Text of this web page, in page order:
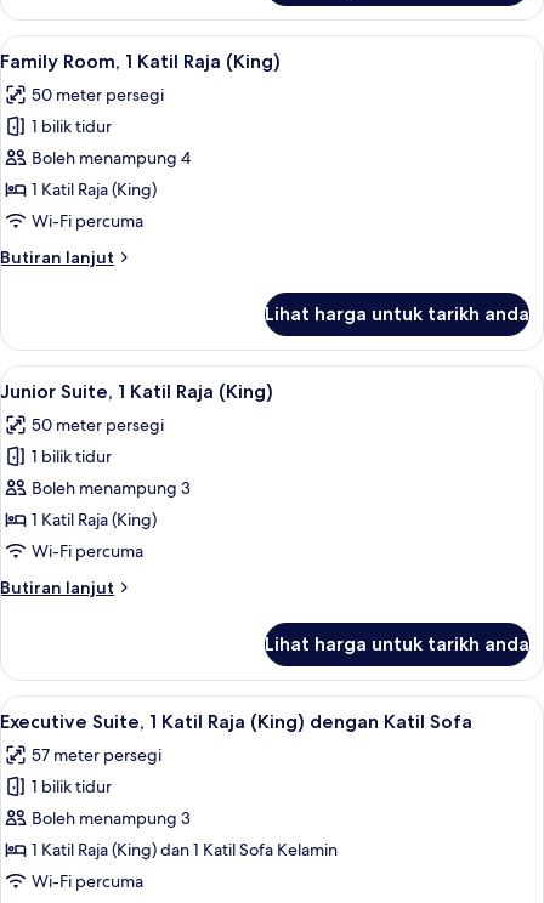
View
Room,
Katil
Bujang
(Single),
Pool
Lihat
semua
foto
untuk
Family
Room,
1
Raja
Gebar bulu kapas, peti besi dalam
7
Family Room, 1 Katil Raja (King)
50 meter persegi
1 bilik tidur
Boleh menampung 4
1 Katil Raja (King)
Wi-Fi percuma
Butiran lanjut
Butiran
Room,
Katil
(King)
Lihat harga untuk tarikh anda
Lihat
semua
foto
untuk
Junior
Suite,
1
Raja
Junior Suite, 1 Katil Raja (King) |
9
Junior Suite, 1 Katil Raja (King)
50 meter persegi
1 bilik tidur
Boleh menampung 3
1 Katil Raja (King)
Wi-Fi percuma
Butiran lanjut
Butiran
Suite,
Katil
(King)
Lihat harga untuk tarikh anda
Lihat
semua
foto
untuk
Executive
Suite,
1
Executive Suite, 1 Katil Raja (King)
10
Executive Suite, 1 Katil Raja (King) dengan Katil Sofa
57 meter persegi
1 bilik tidur
Boleh menampung 3
1 Katil Raja (King) dan 1 Katil Sofa Kelamin
Wi-Fi percuma